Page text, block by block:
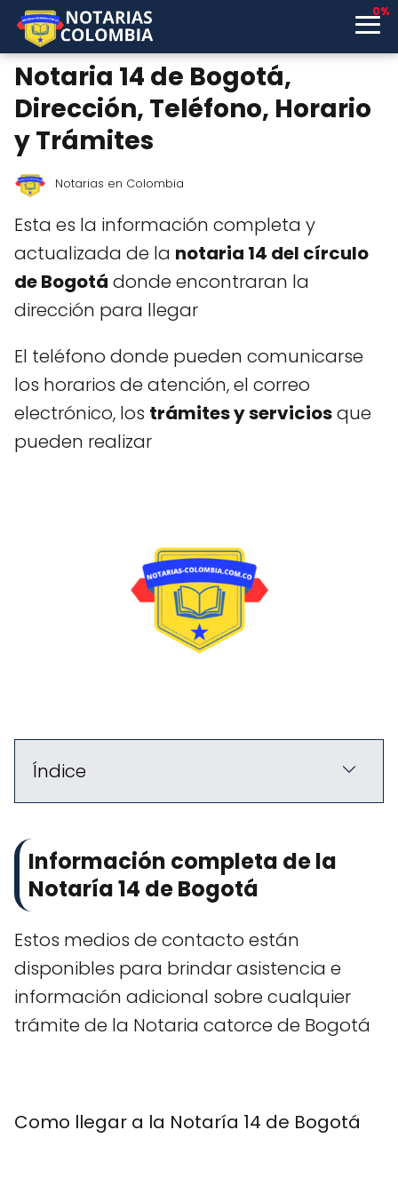
0%
Notaria 14 de Bogotá,
Dirección, Teléfono, Horario
y Trámites
Notarias en Colombia
Esta es la información completa y
actualizada de la notaria 14 del círculo
de Bogotá donde encontraran la
dirección para llegar
El teléfono donde pueden comunicarse
los horarios de atención, el correo
electrónico, los trámites y serviciosque
pueden realizar
Índice
Información completa de la
Notaría 14 de Bogotá
Estos medios de contacto están
disponibles para brindar asistencia e
información adicional sobre cualquier
trámite de la Notaria catorce de Bogotá
Como llegar a la Notaría 14 de Bogotá